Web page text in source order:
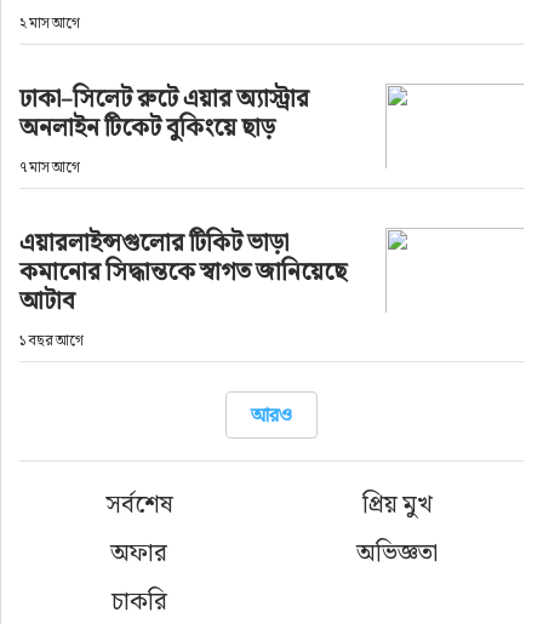
প্রবাস
ফুড
হজ-ওমরাহ
ভিডিও
আরও
২ মাস আগে
ঢাকা–সিলেট রুটে এয়ার অ্যাস্ট্রার
অনলাইন টিকেট বুকিংয়ে ছাড়
৭ মাস আগে
এয়ারলাইন্সগুলোর টিকিট ভাড়া
কমানোর সিদ্ধান্তকে স্বাগত জানিয়েছে
আটাব
১ বছর আগে
আরও
সর্বশেষ
প্রিয় মুখ
অফার
অভিজ্ঞতা
চাকরি